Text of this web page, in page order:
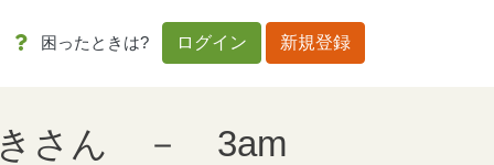
困ったときは? ログイン 新規登録
きさん － 3am